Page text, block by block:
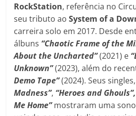
RockStation, referência no
seu tributo aoSystem of a
carreira solo em 2017. Desde
álbuns “Chaotic Frame of the
About the Uncharted”(2021) e
Unknown”(2023), além do
Demo Tape”(2024). Seus
Madness”, “Heroes and
Me Home”mostraram uma